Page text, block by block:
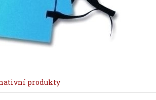
produkty